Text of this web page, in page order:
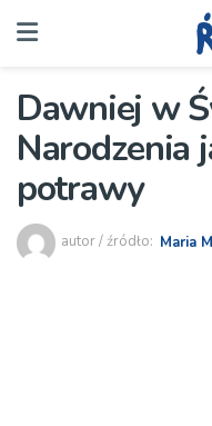
Dawniej w
Narodzenia
potrawy
autor / źródło: Maria